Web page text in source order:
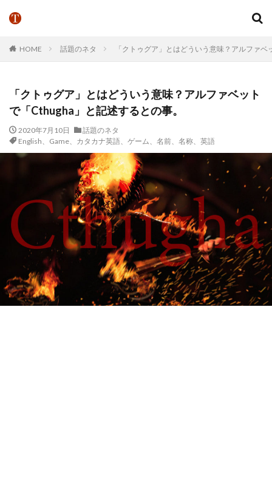
HOME 話題のネタ 「クトゥグア」とはどういう意味？アルファ
「クトゥグア」とはどういう意味？アルファベット
で「Cthugha」と記述するとの事。
2020年7月10日
話題のネタ
English、Game、カタカナ英語、ゲーム、名前、名称、英語